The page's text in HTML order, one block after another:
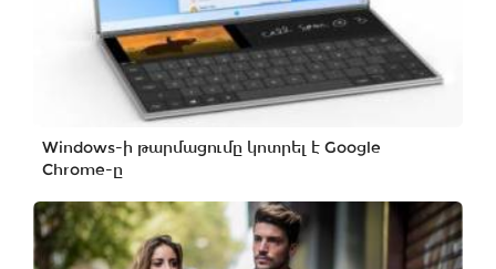
Windows-ի թարմացումը կոտրել է Google
Chrome-ը